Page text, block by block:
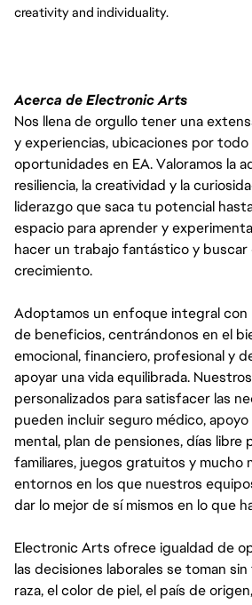
creativity and individuality.
Acerca de Electronic Arts
Nos llena de orgullo tener una
y experiencias, ubicaciones por todo
oportunidades en EA. Valoramos la
resiliencia, la creatividad y la
liderazgo que saca tu potencial
espacio para aprender y
hacer un trabajo fantástico y
crecimiento.
Adoptamos un enfoque integral con
de beneficios, centrándonos en el
emocional, financiero, profesional y
apoyar una vida equilibrada.
personalizados para satisfacer las
pueden incluir seguro médico,
mental, plan de pensiones, días libre
familiares, juegos gratuitos y mucho
entornos en los que nuestros
dar lo mejor de sí mismos en lo que
Electronic Arts ofrece igualdad de
las decisiones laborales se toman
raza, el color de piel, el país de